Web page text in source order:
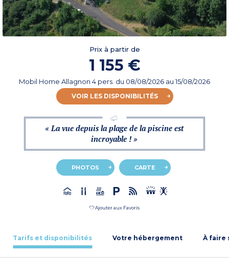
Prix à partir de
1 155 €
Mobil Home Allagnon 4 pers. du 08/08/2026 au 15/08/2026
VOIR LES DISPONIBILITÉS
« La vue depuis la plage de la piscine est
incroyable ! »
PHOTOS CARTE
Ajouter aux Favoris
Tarifs et disponibilités Votre hébergement À faire